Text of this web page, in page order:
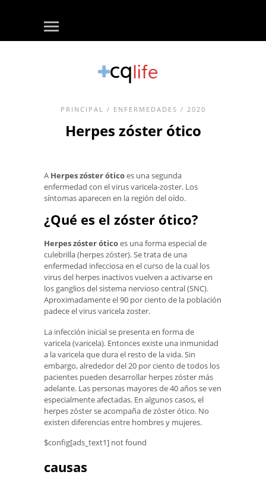
PRINCIPAL / ENFERMEDADES / 2020
Herpes zóster ótico
A Herpes zóster óticoes una segunda
enfermedad con el virus varicela-zoster. Los
síntomas aparecen en la región del oído.
¿Qué es el zóster ótico?
Herpes zóster óticoes una forma especial de
culebrilla (herpes zóster). Se trata de una
enfermedad infecciosa en el curso de la cual los
virus del herpes inactivos vuelven a activarse en
los ganglios del sistema nervioso central (SNC).
Aproximadamente el 90 por ciento de la población
padece el virus varicela zoster.
La infección inicial se presenta en forma de
varicela (varicela). Entonces existe una inmunidad
a la varicela que dura el resto de la vida. Sin
embargo, alrededor del 20 por ciento de todos los
pacientes pueden desarrollar herpes zóster más
adelante. Las personas mayores de 40 años se ven
especialmente afectadas. En algunos casos, el
herpes zóster se acompaña de zóster ótico. No
existen diferencias entre hombres y mujeres.
$config[ads_text1] not found
causas